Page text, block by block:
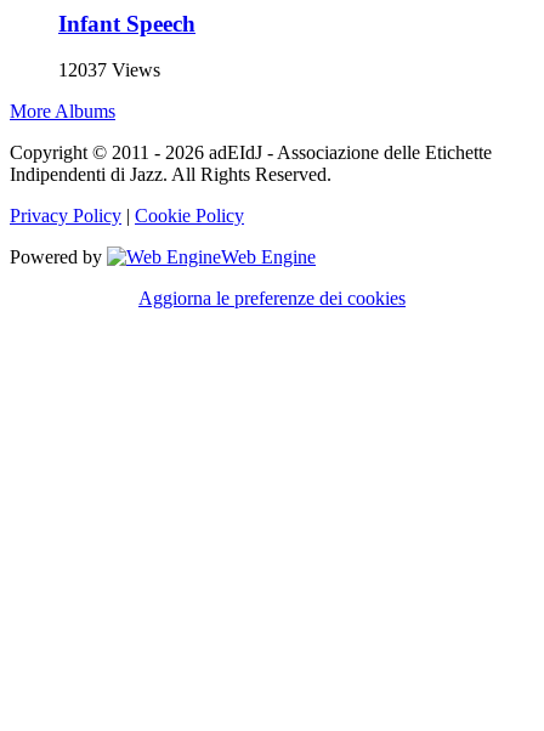
Infant Speech
12037 Views
More Albums
Copyright © 2011 - 2026 adEIdJ - Associazione delle Etichette
Indipendenti di Jazz. All Rights Reserved.
Privacy Policy | Cookie Policy
Powered by
Web Engine
Aggiorna le preferenze dei cookies